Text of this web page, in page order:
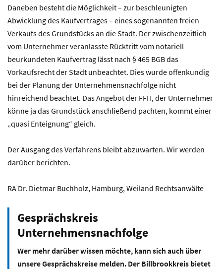
Daneben besteht die Möglichkeit – zur beschleunigten
Abwicklung des Kaufvertrages – eines sogenannten freien
Verkaufs des Grundstücks an die Stadt. Der zwischenzeitlich
vom Unternehmer veranlasste Rücktritt vom notariell
beurkundeten Kaufvertrag lässt nach § 465 BGB das
Vorkaufsrecht der Stadt unbeachtet. Dies wurde offenkundig
bei der Planung der Unternehmensnachfolge nicht
hinreichend beachtet. Das Angebot der FFH, der Unternehmer
könne ja das Grundstück anschließend pachten, kommt einer
„quasi Enteignung“ gleich.
Der Ausgang des Verfahrens bleibt abzuwarten. Wir werden
darüber berichten.
RA Dr. Dietmar Buchholz, Hamburg, Weiland Rechtsanwälte
Gesprächskreis
Unternehmensnachfolge
Wer mehr darüber wissen möchte, kann sich auch über
unsere Gesprächskreise melden. Der Billbrookkreis bietet